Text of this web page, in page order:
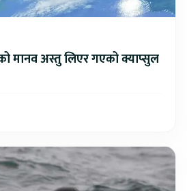
मानव अस्तु लिएर गएको क्याप्सुल